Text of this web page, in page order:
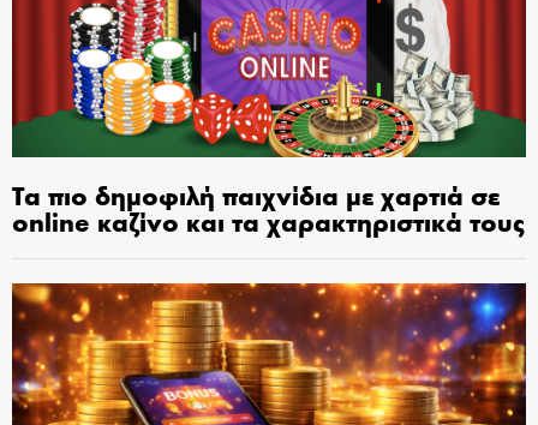
Τα πιο δημοφιλή παιχνίδια με χαρτιά σε
online καζίνο και τα χαρακτηριστικά τους